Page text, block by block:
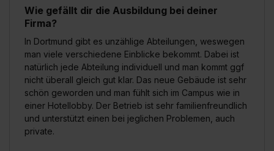
Wie gefällt dir die Ausbildung bei deiner
Firma?
In Dortmund gibt es unzählige Abteilungen, weswegen
man viele verschiedene Einblicke bekommt. Dabei ist
natürlich jede Abteilung individuell und man kommt ggf
nicht überall gleich gut klar. Das neue Gebäude ist sehr
schön geworden und man fühlt sich im Campus wie in
einer Hotellobby. Der Betrieb ist sehr familienfreundlich
und unterstützt einen bei jeglichen Problemen, auch
private.